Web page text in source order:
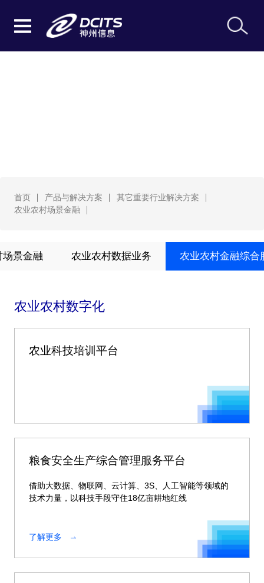
首页 产品与解决方案
其它重要行业解决方案
农业农村场景金融
场景金融 农业农村数据业务 农业农村金融综合
农业农村数字化
农业科技培训平台
粮食安全生产综合管理服务平台
借助大数据、物联网、云计算、3S、人工智能等领域的
技术力量，以科技手段守住18亿亩耕地红线
了解更多